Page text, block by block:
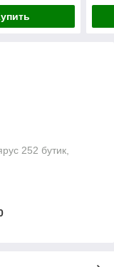
252 бутик,